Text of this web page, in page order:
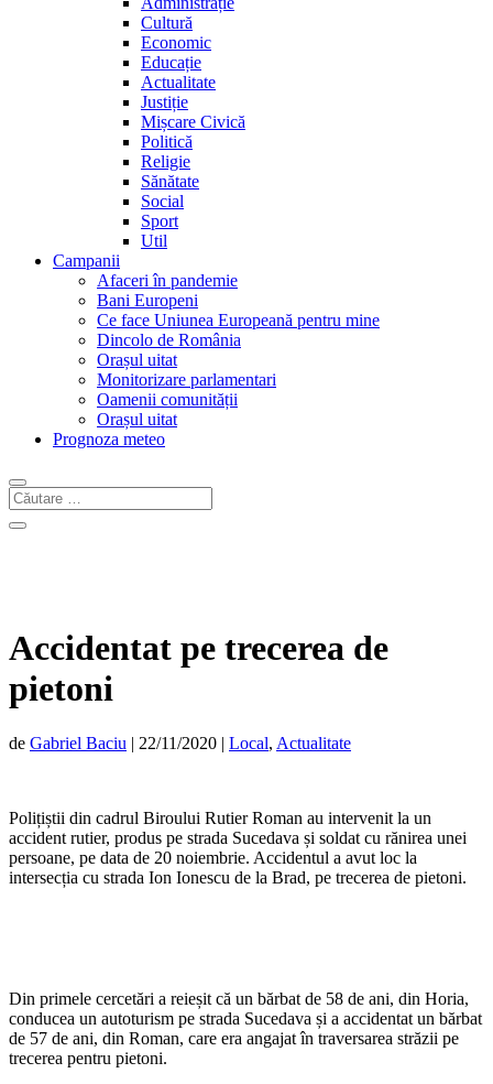
Cultură
Economic
Educație
Actualitate
Justiție
Mișcare Civică
Politică
Religie
Sănătate
Social
Sport
Util
Campanii
Afaceri în pandemie
Bani Europeni
Ce face Uniunea Europeană pentru mine
Dincolo de România
Orașul uitat
Monitorizare parlamentari
Oamenii comunității
Orașul uitat
Prognoza meteo
Accidentat pe trecerea de
pietoni
de Gabriel Baciu | 22/11/2020 | Local, Actualitate
Polițiștii din cadrul Biroului Rutier Roman au intervenit la un
accident rutier, produs pe strada Sucedava și soldat cu rănirea unei
persoane, pe data de 20 noiembrie. Accidentul a avut loc la
intersecția cu strada Ion Ionescu de la Brad, pe trecerea de pietoni.
Din primele cercetări a reieșit că un bărbat de 58 de ani, din Horia,
conducea un autoturism pe strada Sucedava și a accidentat un bărbat
de 57 de ani, din Roman, care era angajat în traversarea străzii pe
trecerea pentru pietoni.